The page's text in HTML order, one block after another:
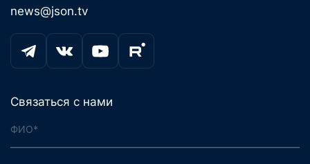
news@json.tv
Связаться с нами